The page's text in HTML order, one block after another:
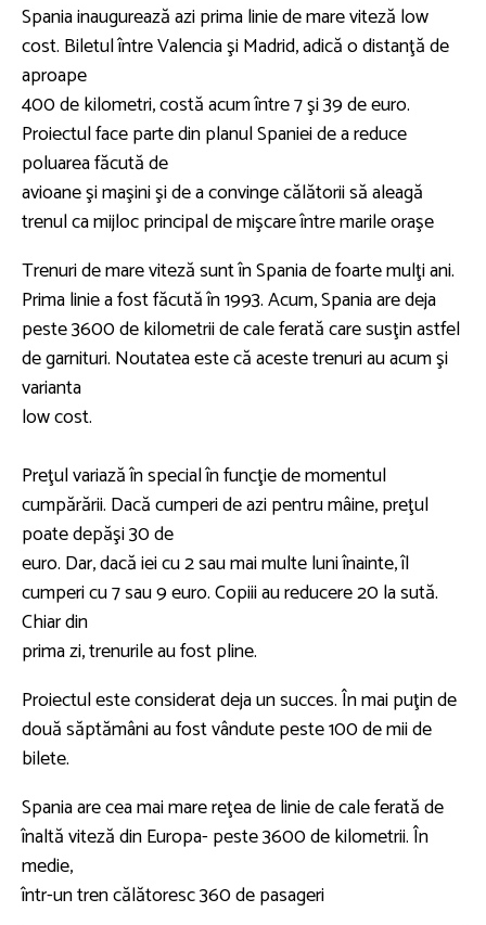
Spania inaugurează azi prima linie de mare viteză low
cost. Biletul între Valencia şi Madrid, adică o distanţă de
aproape
400 de kilometri, costă acum între 7 şi 39 de euro.
Proiectul face parte din planul Spaniei de a reduce
poluarea făcută de
avioane şi maşini şi de a convinge călătorii să aleagă
trenul ca mijloc principal de mişcare între marile oraşe
Trenuri de mare viteză sunt în Spania de foarte mulţi ani.
Prima linie a fost făcută în 1993. Acum, Spania are deja
peste 3600 de kilometrii de cale ferată care susţin astfel
de garnituri. Noutatea este că aceste trenuri au acum şi
varianta
low cost.
Preţul variază în special în funcţie de momentul
cumpărării. Dacă cumperi de azi pentru mâine, preţul
poate depăşi 30 de
euro. Dar, dacă iei cu 2 sau mai multe luni înainte, îl
cumperi cu 7 sau 9 euro. Copiii au reducere 20 la sută.
Chiar din
prima zi, trenurile au fost pline.
Proiectul este considerat deja un succes. În mai puţin de
două săptămâni au fost vândute peste 100 de mii de
bilete.
Spania are cea mai mare reţea de linie de cale ferată de
înaltă viteză din Europa- peste 3600 de kilometrii. În
medie,
într-un tren călătoresc 360 de pasageri